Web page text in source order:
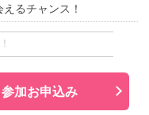
るチャンス！
参加お申込み